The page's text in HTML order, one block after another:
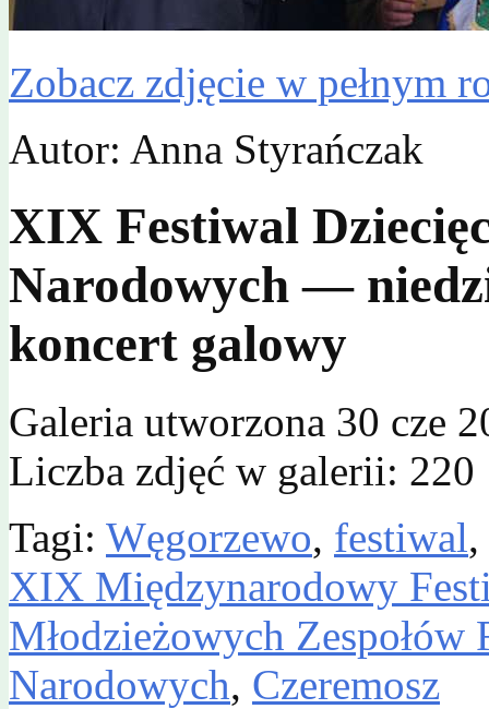
Zobacz zdjęcie w pełnym
Autor: Anna Styrańczak
XIX Festiwal
Narodowych —
koncert galowy
Galeria utworzona 30 cze
Liczba zdjęć w galerii: 220
Tagi: Węgorzewo, festiwal,
XIX Międzynarodowy
Młodzieżowych
Narodowych, Czeremosz